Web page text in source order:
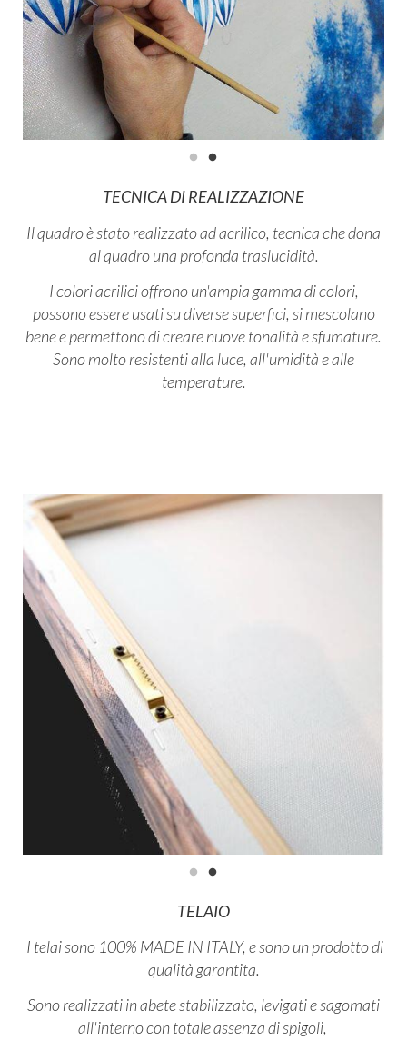
TECNICA DI REALIZZAZIONE
Il quadro è stato realizzato ad acrilico, tecnica chedona
al quadro una profonda traslucidità.
I colori acrilici offrono un'ampia gamma di colori,
possono essere usati su diverse superfici, si mescolano
bene e permettono di creare nuove tonalità e sfumature.
Sono molto resistenti alla luce, all'umidità e alle
temperature.
TELAIO
I telai sono 100% MADE IN ITALY, e sono un prodotto di
qualità garantita.
Sono realizzati in abete stabilizzato, levigati e sagomati
all'interno con totale assenza di spigoli,